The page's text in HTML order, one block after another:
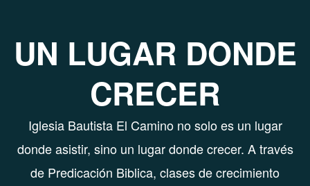
UN LUGAR DONDE
CRECER
Iglesia Bautista El Camino no solo es un lugar
donde asistir, sino un lugar donde crecer. A través
de Predicación Biblica, clases de crecimiento